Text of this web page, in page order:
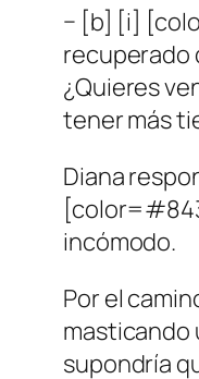
− [b] [i]
recuperado
¿Quieres
tener más
Diana
incómodo.
Por el
masticando
supondría